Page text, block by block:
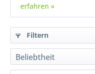
erfahren »
Filtern